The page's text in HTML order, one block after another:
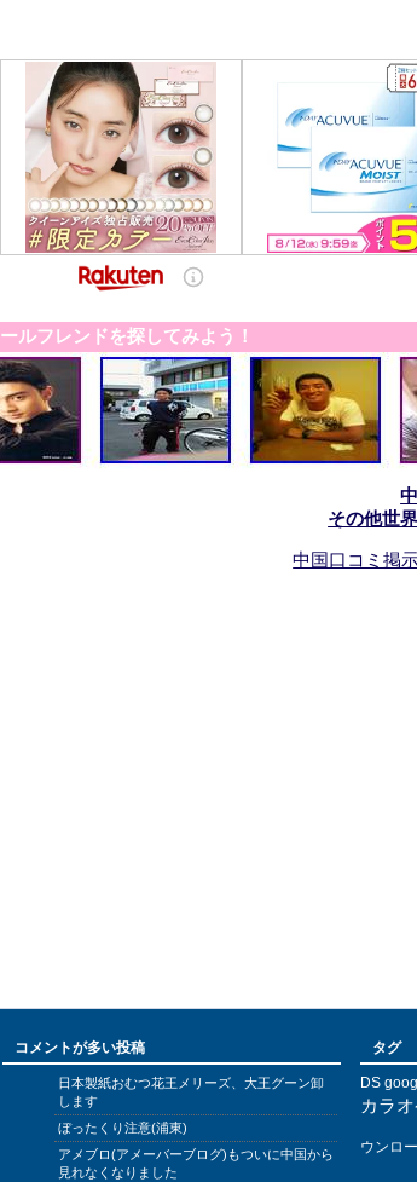
ルフレンドを探してみよう！
その他世
中国口コミ掲
コメントが多い投稿
日本製紙おむつ花王メリーズ、大王グーン卸
します
ぼったくり注意(浦東)
アメブロ(アメーバーブログ)もついに中国から
見れなくなりました
タグ
DS
カラ
ウンロ